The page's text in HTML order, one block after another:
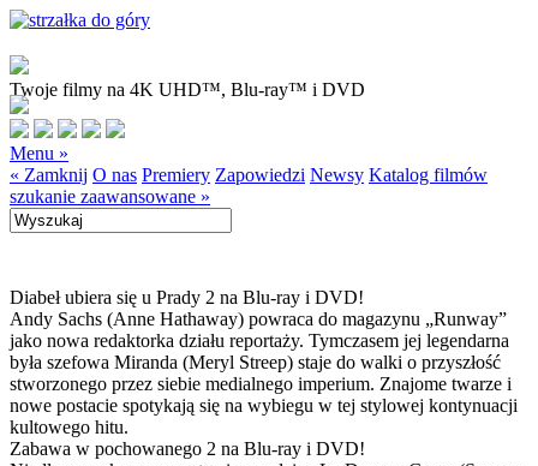
Twoje filmy na 4K UHD™, Blu-ray™ i DVD
Menu »
« Zamknij O nas Premiery Zapowiedzi Newsy Katalog filmów
szukanie zaawansowane »
Diabeł ubiera się u Prady 2 na Blu-ray i DVD!
Andy Sachs (Anne Hathaway) powraca do magazynu „Runway”
jako nowa redaktorka działu reportaży. Tymczasem jej legendarna
była szefowa Miranda (Meryl Streep) staje do walki o przyszłość
stworzonego przez siebie medialnego imperium. Znajome twarze i
nowe postacie spotykają się na wybiegu w tej stylowej kontynuacji
kultowego hitu.
Zabawa w pochowanego 2 na Blu-ray i DVD!